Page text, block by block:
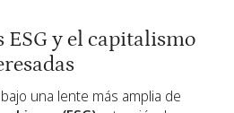
y el capitalismo
una lente más amplia de